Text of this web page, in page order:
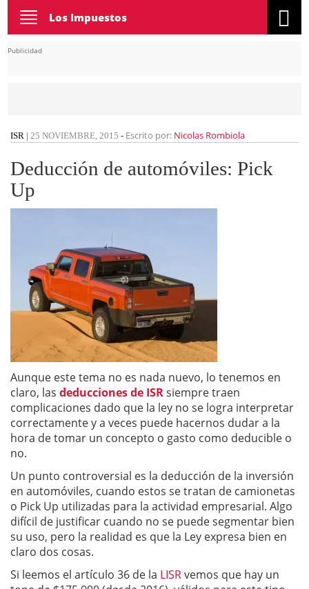
Toggle
navigation
Los Impuestos
Publicidad
ISR | 25 NOVIEMBRE, 2015 - Escrito por: Nicolas Rombiola
Deducción de automóviles: Pick
Up
Aunque este tema no es nada nuevo, lo tenemos en
claro, las deducciones de ISRsiempre traen
complicaciones dado que la ley no se logra interpretar
correctamente y a veces puede hacernos dudar a la
hora de tomar un concepto o gasto como deducible o
no.
Un punto controversial es la deducción de la inversión
en automóviles, cuando estos se tratan de camionetas
o Pick Up utilizadas para la actividad empresarial. Algo
difícil de justificar cuando no se puede segmentar bien
su uso, pero la realidad es que la Ley expresa bien en
claro dos cosas.
Si leemos el artículo 36 de la LISRvemos que hay un